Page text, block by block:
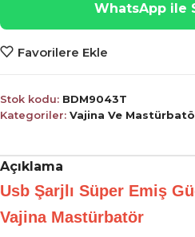
WhatsApp ile
Favorilere Ekle
Stok kodu: BDM9043T
Kategoriler: Vajina Ve
Açıklama
Usb Şarjlı Süper Emiş
Vajina Mastürbatör